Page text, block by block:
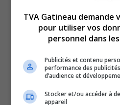
Des pannes historiques de
Le portrait se dessine de plus
des élections provinciales
Un espace muséal en
TVA Gatineau
pour utiliser vos
personnel dans
Publicités et contenu
performance des
d’audience et
Stocker et/ou accéder à
appareil